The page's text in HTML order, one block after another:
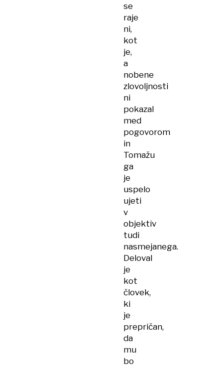
se
raje
ni,
kot
je,
a
nobene
zlovoljnosti
ni
pokazal
med
pogovorom
in
Tomažu
ga
je
uspelo
ujeti
v
objektiv
tudi
nasmejanega.
Deloval
je
kot
človek,
ki
je
prepričan,
da
mu
bo